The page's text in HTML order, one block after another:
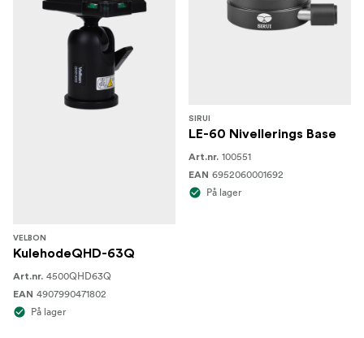
VELBON
KulehodeQHD-63Q
Art.nr. 4500QHD63Q
EAN 4907990471802
På lager
SIRUI
LE-60 Nivellerings Base
Art.nr. 100551
EAN 6952060001692
På lager